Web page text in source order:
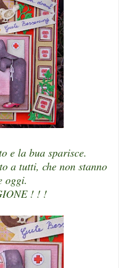
e la bua sparisce.
a tutti, che non stanno
oggi.
! ! !